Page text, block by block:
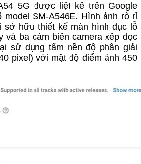
5G được liệt kê trên Google
model SM-A546E. Hình ảnh rò rỉ
sở hữu thiết kế màn hình đục lỗ
và ba cảm biến camera xếp dọc
sử dụng tấm nền độ phân giải
pixel) với mật độ điểm ảnh 450